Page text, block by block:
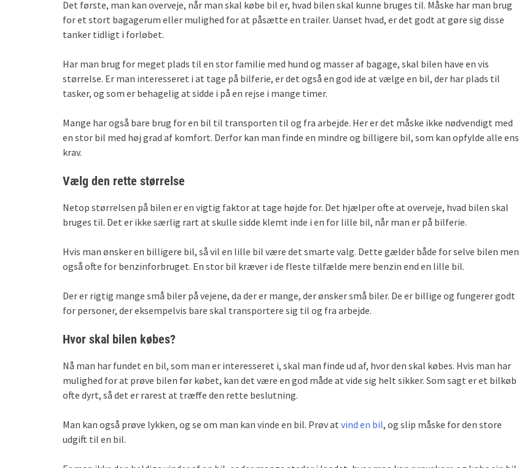
Det første, man kan overveje, når man skal købe bil er, hvad bilen skal kunne bruges til. Måske har man brug
for et stort bagagerum eller mulighed for at påsætte en trailer. Uanset hvad, er det godt at gøre sig disse
tanker tidligt i forløbet.
Har man brug for meget plads til en stor familie med hund og masser af bagage, skal bilen have en vis
størrelse. Er man interesseret i at tage på bilferie, er det også en god ide at vælge en bil, der har plads til
tasker, og som er behagelig at sidde i på en rejse i mange timer.
Mange har også bare brug for en bil til transporten til og fra arbejde. Her er det måske ikke nødvendigt med
en stor bil med høj grad af komfort. Derfor kan man finde en mindre og billigere bil, som kan opfylde alle ens
krav.
Vælg den rette størrelse
Netop størrelsen på bilen er en vigtig faktor at tage højde for. Det hjælper ofte at overveje, hvad bilen skal
bruges til. Det er ikke særlig rart at skulle sidde klemt inde i en for lille bil, når man er på bilferie.
Hvis man ønsker en billigere bil, så vil en lille bil være det smarte valg. Dette gælder både for selve bilen men
også ofte for benzinforbruget. En stor bil kræver i de fleste tilfælde mere benzin end en lille bil.
Der er rigtig mange små biler på vejene, da der er mange, der ønsker små biler. De er billige og fungerer godt
for personer, der eksempelvis bare skal transportere sig til og fra arbejde.
Hvor skal bilen købes?
Nå man har fundet en bil, som man er interesseret i, skal man finde ud af, hvor den skal købes. Hvis man har
mulighed for at prøve bilen før købet, kan det være en god måde at vide sig helt sikker. Som sagt er et bilkøb
ofte dyrt, så det er rarest at træffe den rette beslutning.
Man kan også prøve lykken, og se om man kan vinde en bil. Prøv at vind en bil, og slip måske for den store
udgift til en bil.